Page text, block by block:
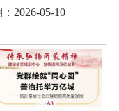
2026-05-10